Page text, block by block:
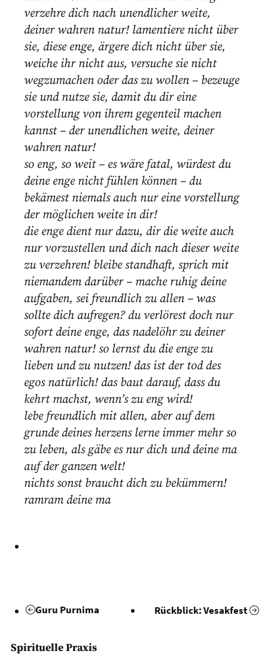
verzehre dich nach unendlicher weite,
deiner wahren natur! lamentiere nicht über
sie, diese enge, ärgere dich nicht über sie,
weiche ihr nicht aus, versuche sie nicht
wegzumachen oder das zu wollen – bezeuge
sie und nutze sie, damit du dir eine
vorstellung von ihrem gegenteil machen
kannst – der unendlichen weite, deiner
wahren natur!
so eng, so weit – es wäre fatal, würdest du
deine enge nicht fühlen können – du
bekämest niemals auch nur eine vorstellung
der möglichen weite in dir!
die enge dient nur dazu, dir die weite auch
nur vorzustellen und dich nach dieser weite
zu verzehren! bleibe standhaft, sprich mit
niemandem darüber – mache ruhig deine
aufgaben, sei freundlich zu allen – was
sollte dich aufregen? du verlörest doch nur
sofort deine enge, das nadelöhr zu deiner
wahren natur! so lernst du die enge zu
lieben und zu nutzen! das ist der tod des
egos natürlich! das baut darauf, dass du
kehrt machst, wenn’s zu eng wird!
lebe freundlich mit allen, aber auf dem
grunde deines herzens lerne immer mehr so
zu leben, als gäbe es nur dich und deine ma
auf der ganzen welt!
nichts sonst braucht dich zu bekümmern!
ramram deine ma
Guru Purnima Rückblick: Vesakfest
Spirituelle Praxis